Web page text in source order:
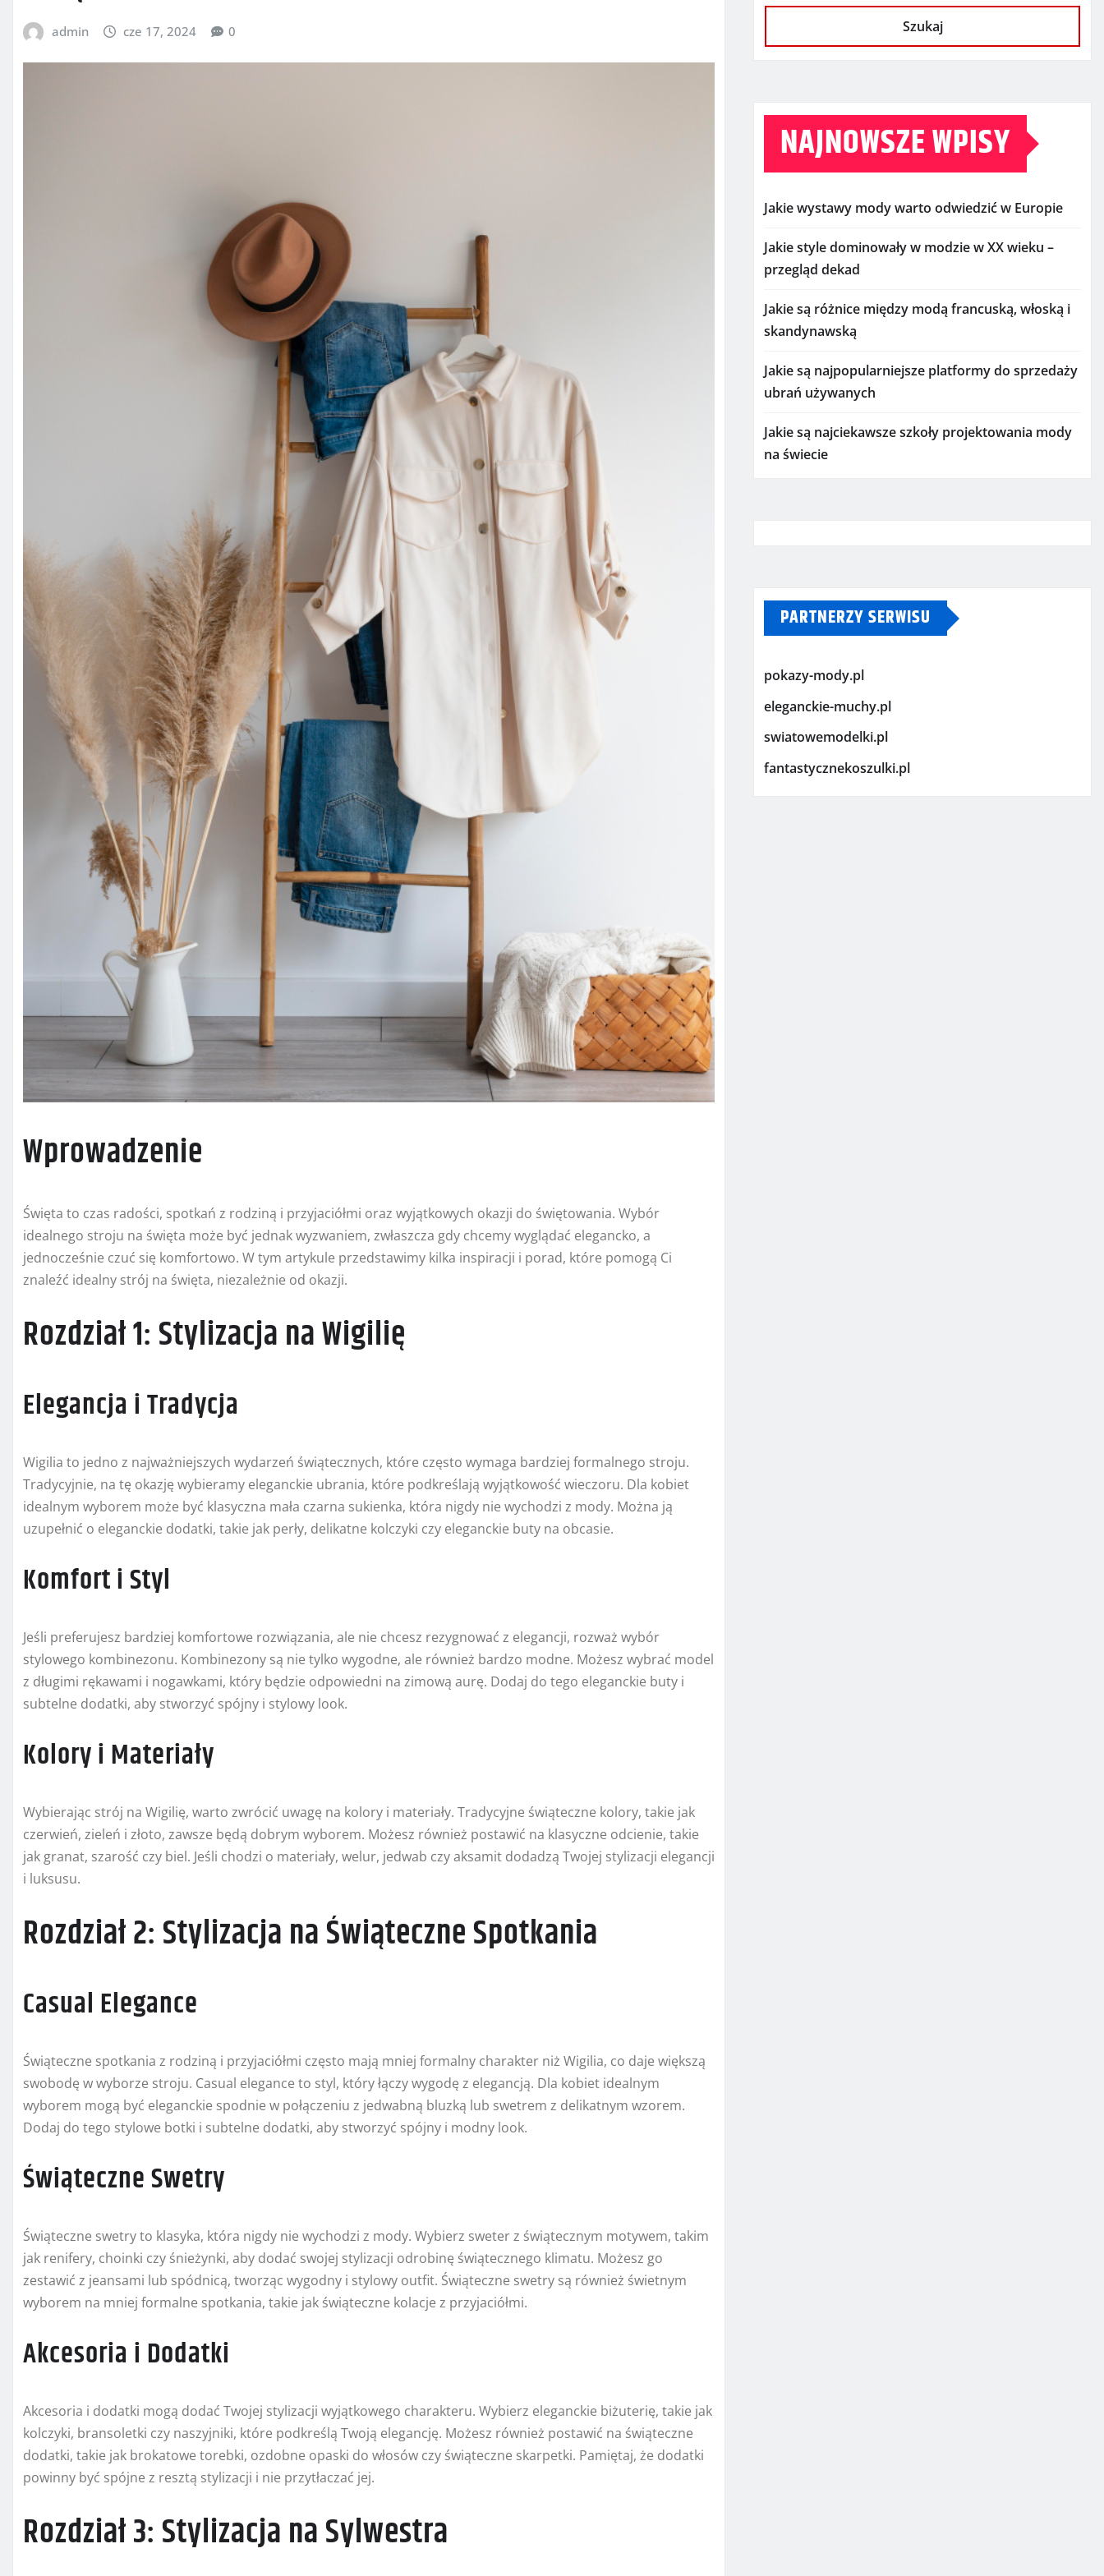
admin cze 17, 2024 0
Wprowadzenie
Święta to czas radości, spotkań z rodziną i przyjaciółmi oraz wyjątkowych okazji do świętowania. Wybór
idealnego stroju na święta może być jednak wyzwaniem, zwłaszcza gdy chcemy wyglądać elegancko, a
jednocześnie czuć się komfortowo. W tym artykule przedstawimy kilka inspiracji i porad, które pomogą Ci
znaleźć idealny strój na święta, niezależnie od okazji.
Rozdział 1: Stylizacja na Wigilię
Elegancja i Tradycja
Wigilia to jedno z najważniejszych wydarzeń świątecznych, które często wymaga bardziej formalnego stroju.
Tradycyjnie, na tę okazję wybieramy eleganckie ubrania, które podkreślają wyjątkowość wieczoru. Dla kobiet
idealnym wyborem może być klasyczna mała czarna sukienka, która nigdy nie wychodzi z mody. Można ją
uzupełnić o eleganckie dodatki, takie jak perły, delikatne kolczyki czy eleganckie buty na obcasie.
Komfort i Styl
Jeśli preferujesz bardziej komfortowe rozwiązania, ale nie chcesz rezygnować z elegancji, rozważ wybór
stylowego kombinezonu. Kombinezony są nie tylko wygodne, ale również bardzo modne. Możesz wybrać model
z długimi rękawami i nogawkami, który będzie odpowiedni na zimową aurę. Dodaj do tego eleganckie buty i
subtelne dodatki, aby stworzyć spójny i stylowy look.
Kolory i Materiały
Wybierając strój na Wigilię, warto zwrócić uwagę na kolory i materiały. Tradycyjne świąteczne kolory, takie jak
czerwień, zieleń i złoto, zawsze będą dobrym wyborem. Możesz również postawić na klasyczne odcienie, takie
jak granat, szarość czy biel. Jeśli chodzi o materiały, welur, jedwab czy aksamit dodadzą Twojej stylizacji elegancji
i luksusu.
Rozdział 2: Stylizacja na Świąteczne Spotkania
Casual Elegance
Świąteczne spotkania z rodziną i przyjaciółmi często mają mniej formalny charakter niż Wigilia, co daje większą
swobodę w wyborze stroju. Casual elegance to styl, który łączy wygodę z elegancją. Dla kobiet idealnym
wyborem mogą być eleganckie spodnie w połączeniu z jedwabną bluzką lub swetrem z delikatnym wzorem.
Dodaj do tego stylowe botki i subtelne dodatki, aby stworzyć spójny i modny look.
Świąteczne Swetry
Świąteczne swetry to klasyka, która nigdy nie wychodzi z mody. Wybierz sweter z świątecznym motywem, takim
jak renifery, choinki czy śnieżynki, aby dodać swojej stylizacji odrobinę świątecznego klimatu. Możesz go
zestawić z jeansami lub spódnicą, tworząc wygodny i stylowy outfit. Świąteczne swetry są również świetnym
wyborem na mniej formalne spotkania, takie jak świąteczne kolacje z przyjaciółmi.
Akcesoria i Dodatki
Akcesoria i dodatki mogą dodać Twojej stylizacji wyjątkowego charakteru. Wybierz eleganckie biżuterię, takie jak
kolczyki, bransoletki czy naszyjniki, które podkreślą Twoją elegancję. Możesz również postawić na świąteczne
dodatki, takie jak brokatowe torebki, ozdobne opaski do włosów czy świąteczne skarpetki. Pamiętaj, że dodatki
powinny być spójne z resztą stylizacji i nie przytłaczać jej.
Rozdział 3: Stylizacja na Sylwestra
Szukaj
NAJNOWSZE WPISY
Jakie wystawy mody warto odwiedzić w Europie
Jakie style dominowały w modzie w XX wieku –
przegląd dekad
Jakie są różnice między modą francuską, włoską i
skandynawską
Jakie są najpopularniejsze platformy do sprzedaży
ubrań używanych
Jakie są najciekawsze szkoły projektowania mody
na świecie
PARTNERZY SERWISU
pokazy-mody.pl
eleganckie-muchy.pl
swiatowemodelki.pl
fantastycznekoszulki.pl